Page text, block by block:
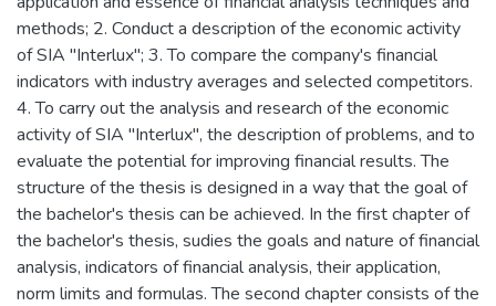
methods; 2. Conduct a description of the economic activity
of SIA "Interlux"; 3. To compare the company's financial
indicators with industry averages and selected competitors.
4. To carry out the analysis and research of the economic
activity of SIA "Interlux", the description of problems, and to
evaluate the potential for improving financial results. The
structure of the thesis is designed in a way that the goal of
the bachelor's thesis can be achieved. In the first chapter of
the bachelor's thesis, sudies the goals and nature of financial
analysis, indicators of financial analysis, their application,
norm limits and formulas. The second chapter consists of the